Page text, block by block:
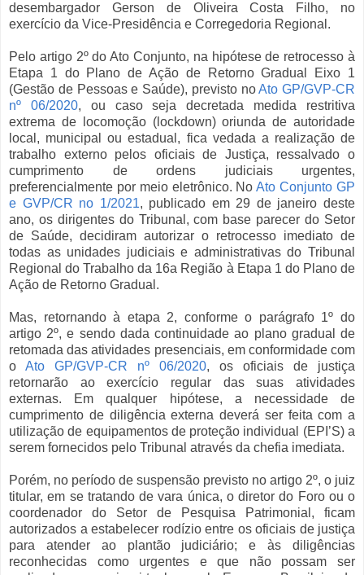
desembargador Gerson de Oliveira Costa Filho, no
exercício da Vice-Presidência e Corregedoria Regional.
Pelo artigo 2º do Ato Conjunto, na hipótese de retrocesso à
Etapa 1 do Plano de Ação de Retorno Gradual Eixo 1
(Gestão de Pessoas e Saúde), previsto noAto GP/GVP-CR
nº 06/2020, ou caso seja decretada medida restritiva
extrema de locomoção (lockdown) oriunda de autoridade
local, municipal ou estadual, fica vedada a realização de
trabalho externo pelos oficiais de Justiça, ressalvado o
cumprimento de ordens judiciais urgentes,
preferencialmente por meio eletrônico. NoAto Conjunto GP
e GVP/CR no 1/2021, publicado em 29 de janeiro deste
ano, os dirigentes do Tribunal, com base parecer do Setor
de Saúde, decidiram autorizar o retrocesso imediato de
todas as unidades judiciais e administrativas do Tribunal
Regional do Trabalho da 16a Região à Etapa 1 do Plano de
Ação de Retorno Gradual.
Mas, retornando à etapa 2, conforme o parágrafo 1º do
artigo 2º, e sendo dada continuidade ao plano gradual de
retomada das atividades presenciais, em conformidade com
o Ato GP/GVP-CR nº 06/2020, os oficiais de justiça
retornarão ao exercício regular das suas atividades
externas. Em qualquer hipótese, a necessidade de
cumprimento de diligência externa deverá ser feita com a
utilização de equipamentos de proteção individual (EPI’S) a
serem fornecidos pelo Tribunal através da chefia imediata.
Porém, no período de suspensão previsto no artigo 2º, o juiz
titular, em se tratando de vara única, o diretor do Foro ou o
coordenador do Setor de Pesquisa Patrimonial, ficam
autorizados a estabelecer rodízio entre os oficiais de justiça
para atender ao plantão judiciário; e às diligências
reconhecidas como urgentes e que não possam ser